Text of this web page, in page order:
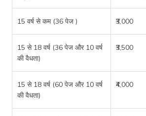
15 वर्ष से कम (36 पेज ) ₹3,000
15 से 18 वर्ष (36 पेज और 10 वर्ष
की वैधता)
₹3,500
15 से 18 वर्ष (60 पेज और 10 वर्ष
की वैधता)
₹4,000